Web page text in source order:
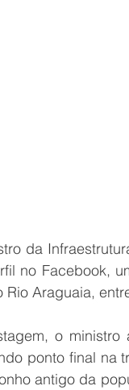
da
no Facebook,
Rio Araguaia,
o
ponto final na
antigo da